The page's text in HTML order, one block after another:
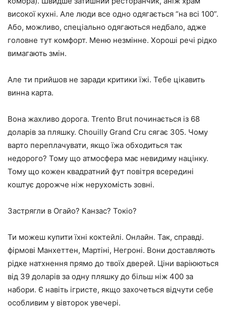
високої кухні. Але люди все одно одягається “на всі 100”.
Або, можливо, спеціально одягаються недбало, адже
головне тут комфорт. Меню незмінне. Хороші речі рідко
вимагають змін.
Але ти прийшов не заради критики їжі. Тебе цікавить
винна карта.
Вона жахливо дорога. Trento Brut починається із 68
доларів за пляшку. Chouilly Grand Cru сягає 305. Чому
варто переплачувати, якщо їжа обходиться так
недорого? Тому що атмосфера має невидиму націнку.
Тому що кожен квадратний фут повітря всередині
коштує дорожче ніж нерухомість зовні.
Застрягли в Огайо? Канзас? Токіо?
Ти можеш купити їхні коктейлі. Онлайн. Так, справді.
фірмові Манхеттен, Мартіні, Негроні. Вони доставляють
рідке натхнення прямо до твоїх дверей. Ціни варіюються
від 39 доларів за одну пляшку до більш ніж 400 за
набори. Є навіть ігристе, якщо захочеться відчути себе
особливим у вівторок увечері.